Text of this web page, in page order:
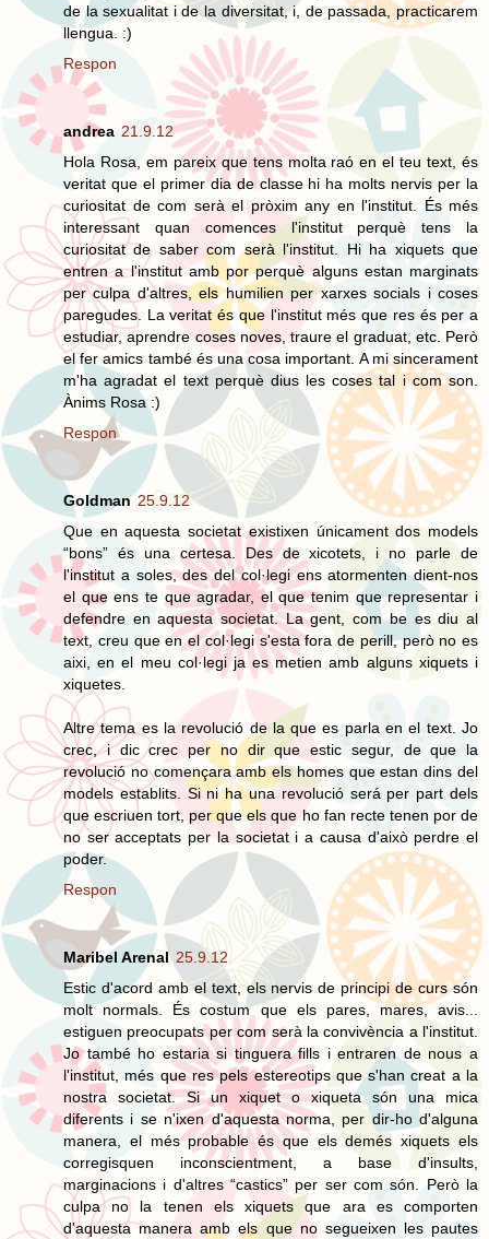
de la sexualitat i de la diversitat, i, de passada, practicarem
llengua. :)
Respon
andrea 21.9.12
Hola Rosa, em pareix que tens molta raó en el teu text, és
veritat que el primer dia de classe hi ha molts nervis per la
curiositat de com serà el pròxim any en l'institut. És més
interessant quan comences l'institut perquè tens la
curiositat de saber com serà l'institut. Hi ha xiquets que
entren a l'institut amb por perquè alguns estan marginats
per culpa d'altres, els humilien per xarxes socials i coses
paregudes. La veritat és que l'institut més que res és per a
estudiar, aprendre coses noves, traure el graduat, etc. Però
el fer amics també és una cosa important. A mi sincerament
m'ha agradat el text perquè dius les coses tal i com son.
Ànims Rosa :)
Respon
Goldman 25.9.12
Que en aquesta societat existixen únicament dos models
“bons” és una certesa. Des de xicotets, i no parle de
l'institut a soles, des del col·legi ens atormenten dient-nos
el que ens te que agradar, el que tenim que representar i
defendre en aquesta societat. La gent, com be es diu al
text, creu que en el col·legi s'esta fora de perill, però no es
aixi, en el meu col·legi ja es metien amb alguns xiquets i
xiquetes.
Altre tema es la revolució de la que es parla en el text. Jo
crec, i dic crec per no dir que estic segur, de que la
revolució no començara amb els homes que estan dins del
models establits. Si ni ha una revolució será per part dels
que escriuen tort, per que els que ho fan recte tenen por de
no ser acceptats per la societat i a causa d'això perdre el
poder.
Respon
Maribel Arenal 25.9.12
Estic d'acord amb el text, els nervis de principi de curs són
molt normals. És costum que els pares, mares, avis...
estiguen preocupats per com serà la convivència a l'institut.
Jo també ho estaria si tinguera fills i entraren de nous a
l'institut, més que res pels estereotips que s'han creat a la
nostra societat. Si un xiquet o xiqueta són una mica
diferents i se n'ixen d'aquesta norma, per dir-ho d'alguna
manera, el més probable és que els demés xiquets els
corregisquen inconscientment, a base d'insults,
marginacions i d'altres “castics” per ser com són. Però la
culpa no la tenen els xiquets que ara es comporten
d'aquesta manera amb els que no segueixen les pautes